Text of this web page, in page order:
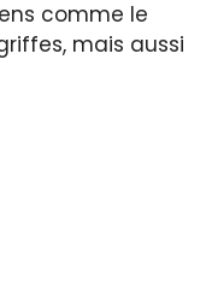
comme le
mais aussi